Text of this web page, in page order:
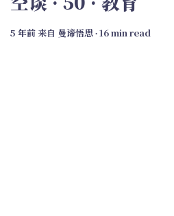
5 年前来自 曼谛悟思∙ 16 min read